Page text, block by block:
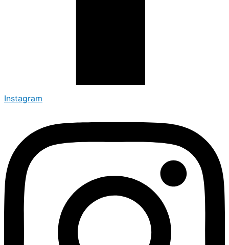
Instagram